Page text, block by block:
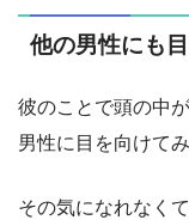
他の男性にも
彼のことで頭の中
男性に目を向けて
その気になれなく